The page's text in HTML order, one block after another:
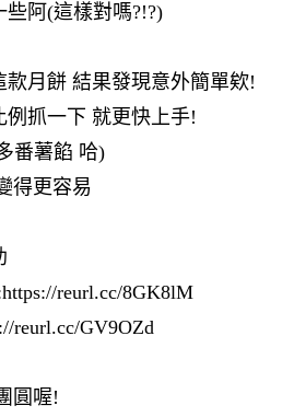
阿(這樣對嗎?!?)
款月餅 結果發現意外簡單欸!
例抓一下 就更快上手!
番薯餡 哈)
得更容易
reurl.cc/8GK8lM
reurl.cc/GV9OZd
圓喔!